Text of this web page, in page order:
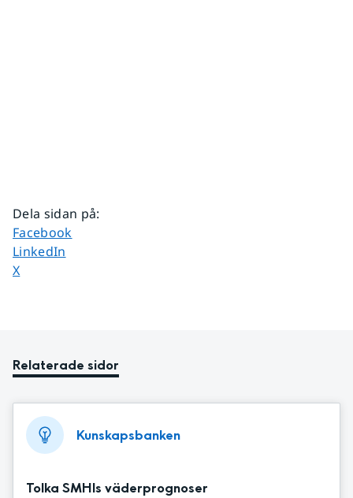
Dela sidan på:
Dela sidan på
Facebook
Dela sidan på
LinkedIn
Dela sidan på
X
Relaterade sidor
Kunskapsbanken
Tolka SMHIs väderprognoser